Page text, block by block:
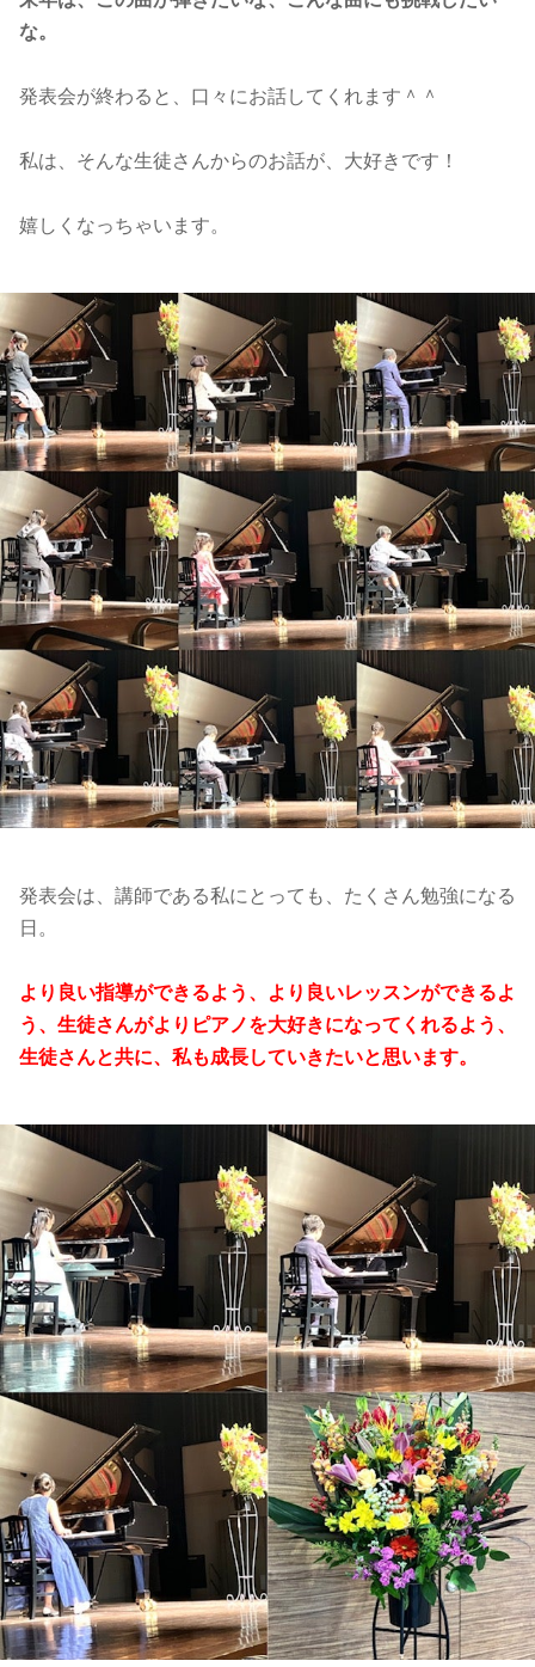
な。
発表会が終わると、口々にお話してくれます＾＾
私は、そんな生徒さんからのお話が、大好きです！
嬉しくなっちゃいます。
発表会は、講師である私にとっても、たくさん勉強になる
日。
より良い指導ができるよう、より良いレッスンができるよ
う、生徒さんがよりピアノを大好きになってくれるよう、
生徒さんと共に、私も成長していきたいと思います。